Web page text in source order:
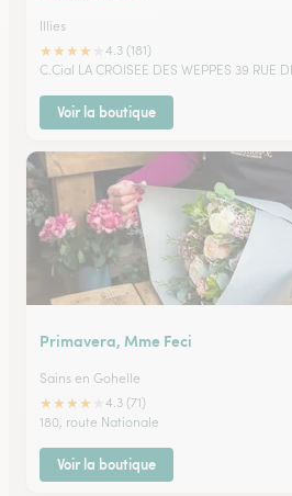
Illies
★★★★
4.3 (181)
C.Cial LA CROISEE DES WEPPES 39 RUE
Voir la boutique
Primavera, Mme Feci
Sains en Gohelle
★★★★
4.3 (71)
180, route Nationale
Voir la boutique